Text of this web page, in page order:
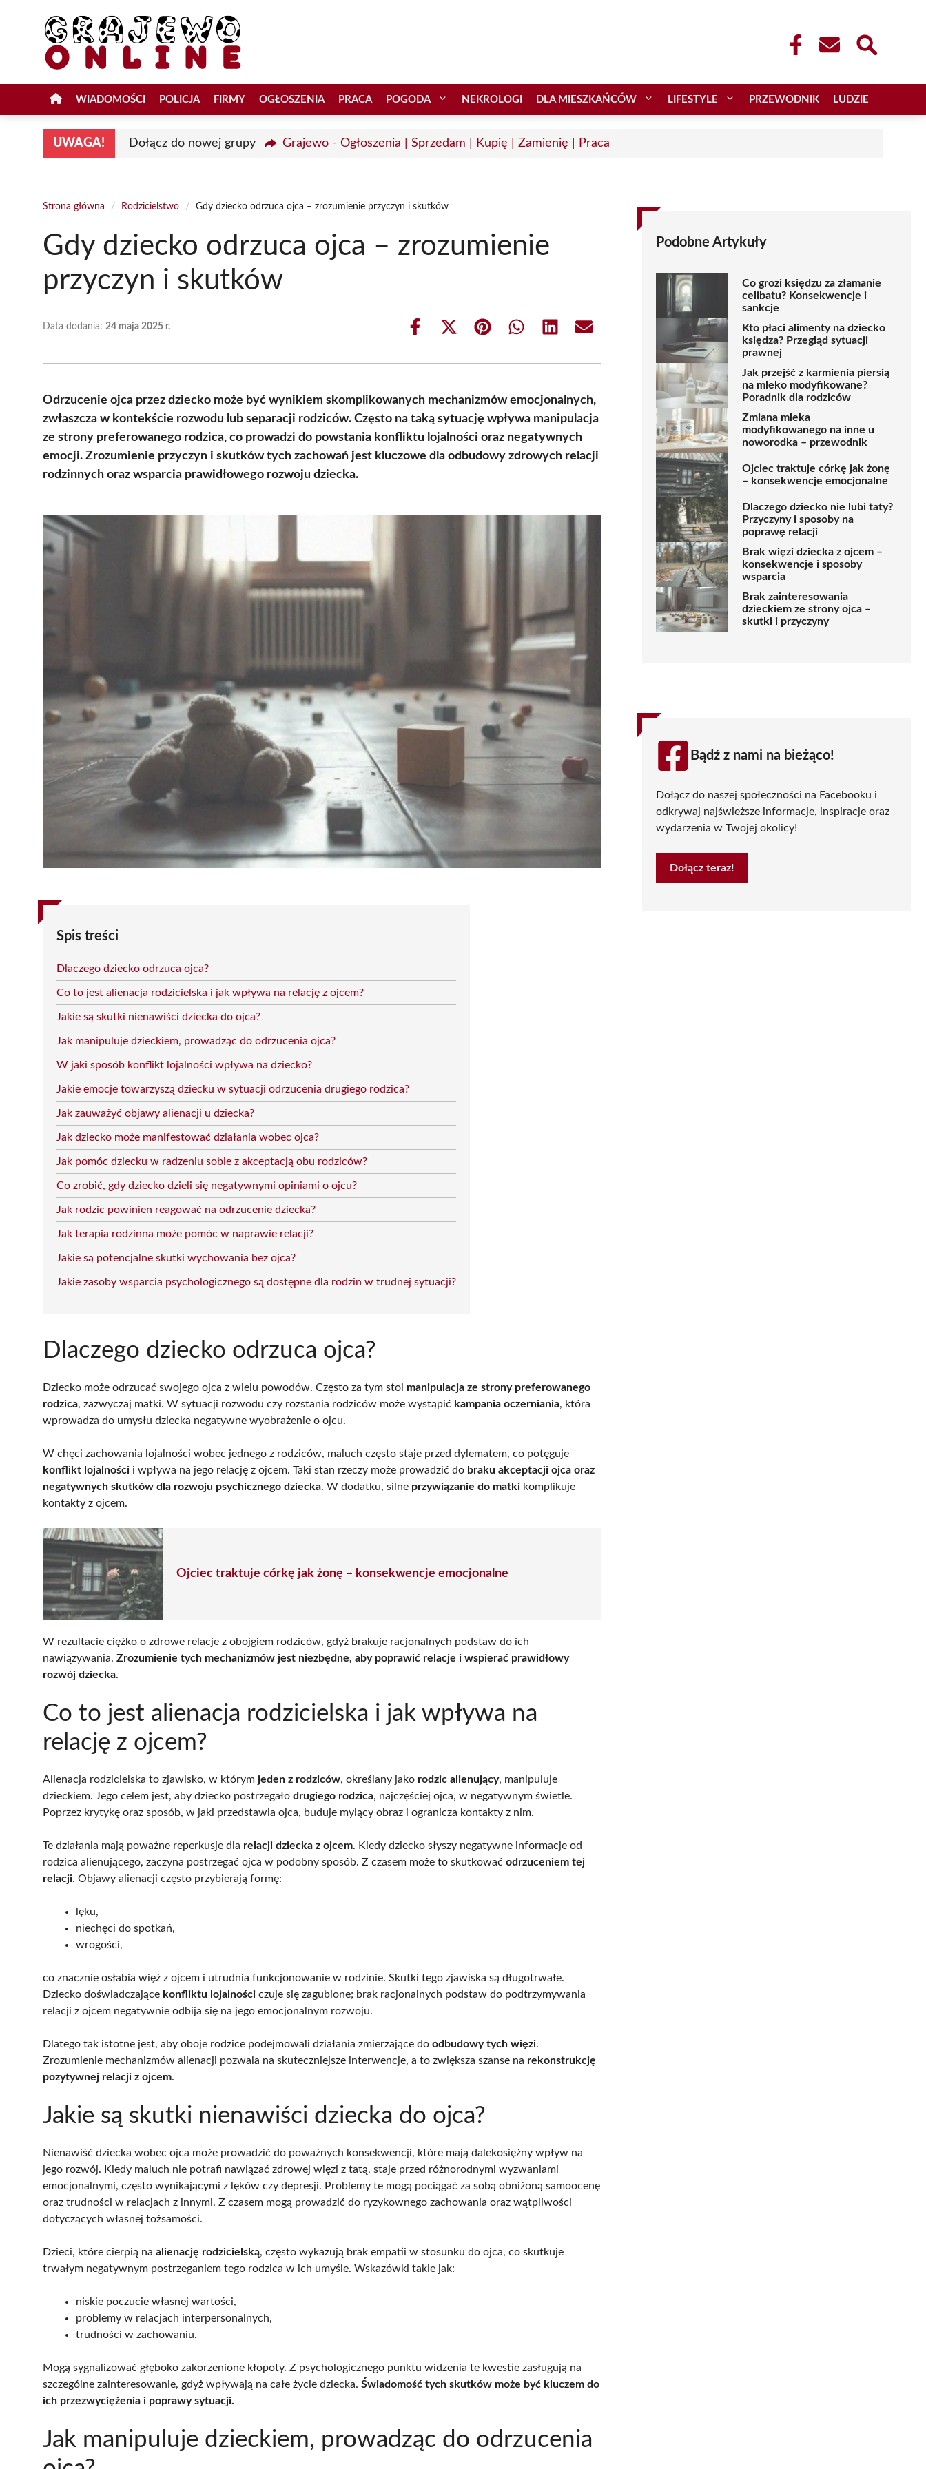
WIADOMOŚCI POLICJA FIRMY OGŁOSZENIA PRACA POGODA NEKROLOGI DLA MIESZKAŃCÓW LIFESTYLE PRZEWODNIK LUDZIE
UWAGA! Dołącz do nowej grupy Grajewo - Ogłoszenia | Sprzedam | Kupię | Zamienię | Praca
Strona główna / Rodzicielstwo / Gdy dziecko odrzuca ojca – zrozumienie przyczyn i skutków
Gdy dziecko odrzuca ojca – zrozumienie
przyczyn i skutków
Data dodania: 24 maja 2025 r.
Share
Share
(Twitter)
Share Share Share Share
Odrzucenie ojca przez dziecko może być wynikiem skomplikowanych mechanizmów emocjonalnych,
zwłaszcza w kontekście rozwodu lub separacji rodziców. Często na taką sytuację wpływa manipulacja
ze strony preferowanego rodzica, co prowadzi do powstania konfliktu lojalności oraz negatywnych
emocji. Zrozumienie przyczyn i skutków tych zachowań jest kluczowe dla odbudowy zdrowych relacji
rodzinnych oraz wsparcia prawidłowego rozwoju dziecka.
Spis treści
Dlaczego dziecko odrzuca ojca?
Co to jest alienacja rodzicielska i jak wpływa na relację z ojcem?
Jakie są skutki nienawiści dziecka do ojca?
Jak manipuluje dzieckiem, prowadząc do odrzucenia ojca?
W jaki sposób konflikt lojalności wpływa na dziecko?
Jakie emocje towarzyszą dziecku w sytuacji odrzucenia drugiego rodzica?
Jak zauważyć objawy alienacji u dziecka?
Jak dziecko może manifestować działania wobec ojca?
Jak pomóc dziecku w radzeniu sobie z akceptacją obu rodziców?
Co zrobić, gdy dziecko dzieli się negatywnymi opiniami o ojcu?
Jak rodzic powinien reagować na odrzucenie dziecka?
Jak terapia rodzinna może pomóc w naprawie relacji?
Jakie są potencjalne skutki wychowania bez ojca?
Jakie zasoby wsparcia psychologicznego są dostępne dla rodzin w trudnej sytuacji?
Dlaczego dziecko odrzuca ojca?
Dziecko może odrzucać swojego ojca z wielu powodów. Często za tym stoi manipulacja ze strony preferowanego
rodzica, zazwyczaj matki. W sytuacji rozwodu czy rozstania rodziców może wystąpić kampania oczerniania, która
wprowadza do umysłu dziecka negatywne wyobrażenie o ojcu.
W chęci zachowania lojalności wobec jednego z rodziców, maluch często staje przed dylematem, co potęguje
konflikt lojalności i wpływa na jego relację z ojcem. Taki stan rzeczy może prowadzić do braku akceptacji ojca oraz
negatywnych skutków dla rozwoju psychicznego dziecka. W dodatku, silne przywiązanie do matki komplikuje
kontakty z ojcem.
Ojciec traktuje córkę jak żonę – konsekwencje emocjonalne
W rezultacie ciężko o zdrowe relacje z obojgiem rodziców, gdyż brakuje racjonalnych podstaw do ich
nawiązywania. Zrozumienie tych mechanizmów jest niezbędne, aby poprawić relacje i wspierać prawidłowy
rozwój dziecka.
Co to jest alienacja rodzicielska i jak wpływa na
relację z ojcem?
Alienacja rodzicielska to zjawisko, w którym jeden z rodziców, określany jako rodzic alienujący, manipuluje
dzieckiem. Jego celem jest, aby dziecko postrzegało drugiego rodzica, najczęściej ojca, w negatywnym świetle.
Poprzez krytykę oraz sposób, w jaki przedstawia ojca, buduje mylący obraz i ogranicza kontakty z nim.
Te działania mają poważne reperkusje dla relacji dziecka z ojcem. Kiedy dziecko słyszy negatywne informacje od
rodzica alienującego, zaczyna postrzegać ojca w podobny sposób. Z czasem może to skutkować odrzuceniem tej
relacji. Objawy alienacji często przybierają formę:
lęku,
niechęci do spotkań,
wrogości,
co znacznie osłabia więź z ojcem i utrudnia funkcjonowanie w rodzinie. Skutki tego zjawiska są długotrwałe.
Dziecko doświadczające konfliktu lojalności czuje się zagubione; brak racjonalnych podstaw do podtrzymywania
relacji z ojcem negatywnie odbija się na jego emocjonalnym rozwoju.
Dlatego tak istotne jest, aby oboje rodzice podejmowali działania zmierzające do odbudowy tych więzi.
Zrozumienie mechanizmów alienacji pozwala na skuteczniejsze interwencje, a to zwiększa szanse na rekonstrukcję
pozytywnej relacji z ojcem.
Jakie są skutki nienawiści dziecka do ojca?
Nienawiść dziecka wobec ojca może prowadzić do poważnych konsekwencji, które mają dalekosiężny wpływ na
jego rozwój. Kiedy maluch nie potrafi nawiązać zdrowej więzi z tatą, staje przed różnorodnymi wyzwaniami
emocjonalnymi, często wynikającymi z lęków czy depresji. Problemy te mogą pociągać za sobą obniżoną samoocenę
oraz trudności w relacjach z innymi. Z czasem mogą prowadzić do ryzykownego zachowania oraz wątpliwości
dotyczących własnej tożsamości.
Dzieci, które cierpią na alienację rodzicielską, często wykazują brak empatii w stosunku do ojca, co skutkuje
trwałym negatywnym postrzeganiem tego rodzica w ich umyśle. Wskazówki takie jak:
niskie poczucie własnej wartości,
problemy w relacjach interpersonalnych,
trudności w zachowaniu.
Mogą sygnalizować głęboko zakorzenione kłopoty. Z psychologicznego punktu widzenia te kwestie zasługują na
szczególne zainteresowanie, gdyż wpływają na całe życie dziecka. Świadomość tych skutków może być kluczem do
ich przezwyciężenia i poprawy sytuacji.
Jak manipuluje dzieckiem, prowadząc do odrzucenia
Podobne Artykuły
Co grozi księdzu za złamanie
celibatu? Konsekwencje i
sankcje
Kto płaci alimenty na dziecko
księdza? Przegląd sytuacji
prawnej
Jak przejść z karmienia piersią
na mleko modyfikowane?
Poradnik dla rodziców
Zmiana mleka
modyfikowanego na inne u
noworodka – przewodnik
Ojciec traktuje córkę jak żonę
– konsekwencje emocjonalne
Dlaczego dziecko nie lubi taty?
Przyczyny i sposoby na
poprawę relacji
Brak więzi dziecka z ojcem –
konsekwencje i sposoby
wsparcia
Brak zainteresowania
dzieckiem ze strony ojca –
skutki i przyczyny
Bądź z nami na bieżąco!
Dołącz do naszej społeczności na Facebooku i
odkrywaj najświeższe informacje, inspiracje oraz
wydarzenia w Twojej okolicy!
Dołącz teraz!